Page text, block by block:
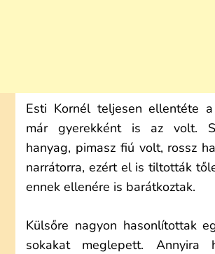
Esti Kornél teljesen ellentéte a
már gyerekként is az volt.
hanyag, pimasz fiú volt, rossz
narrátorra, ezért el is tiltották
ennek ellenére is barátkoztak.
Külsőre nagyon hasonlítottak
sokakat meglepett. Annyira